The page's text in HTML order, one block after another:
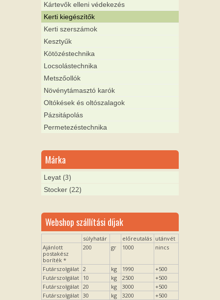
Kártevők elleni védekezés
Kerti kiegészítők
Kerti szerszámok
Kesztyűk
Kötözéstechnika
Locsolástechnika
Metszőollók
Növénytámasztó karók
Oltókések és oltószalagok
Pázsitápolás
Permetezéstechnika
Márka
Leyat (3)
Stocker (22)
Webshop szállítási díjak
súlyhatár előreutalás utánvét
Ajánlott
postakész
boríték *
200 gr 1000 nincs
Futárszolgálat 2 kg 1990
+500
Futárszolgálat 10 kg 2500
+500
Futárszolgálat 20 kg 3000
+500
Futárszolgálat 30 kg 3200
+500